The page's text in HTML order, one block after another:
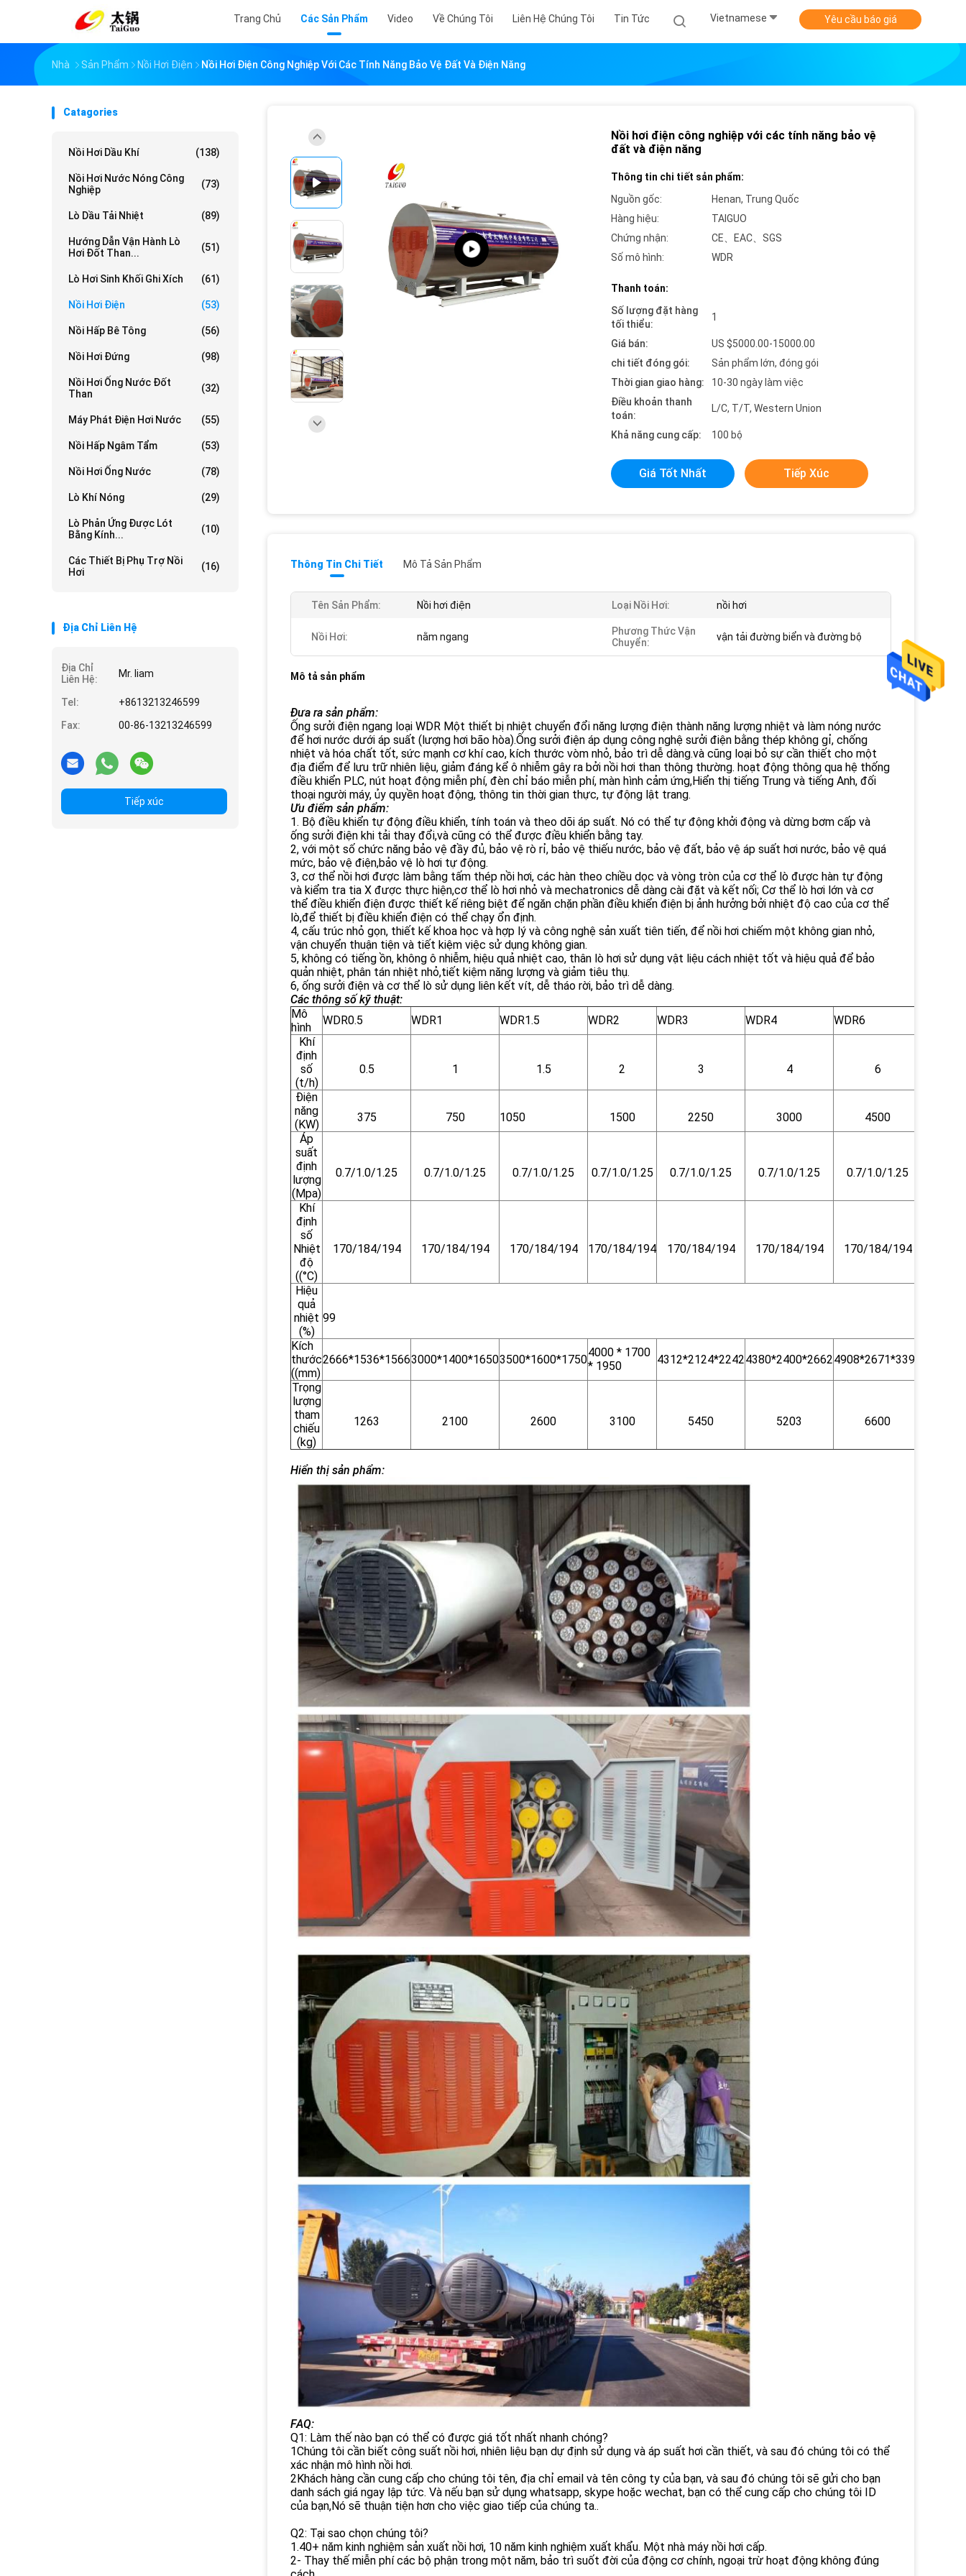
Trang Chủ Các Sản Phẩm Video Về Chúng Tôi Liên Hệ Chúng Tôi Tin Tức Vietnamese Yêu cầu báo giá
Nhà Sản Phẩm Nồi Hơi Điện Nồi Hơi Điện Công Nghiệp Với Các Tính Năng Bảo Vệ Đất Và Điện Năng
Catagories
Nồi Hơi Dầu Khí (138)
Nồi Hơi Nước Nóng Công
Nghiệp
(73)
Lò Dầu Tải Nhiệt (89)
Hướng Dẫn Vận Hành Lò
Hơi Đốt Than...
(51)
Lò Hơi Sinh Khối Ghi Xích (61)
Nồi Hơi Điện (53)
Nồi Hấp Bê Tông (56)
Nồi Hơi Đứng (98)
Nồi Hơi Ống Nước Đốt
Than
(32)
Máy Phát Điện Hơi Nước (55)
Nồi Hấp Ngâm Tẩm (53)
Nồi Hơi Ống Nước (78)
Lò Khí Nóng (29)
Lò Phản Ứng Được Lót
Bằng Kính...
(10)
Các Thiết Bị Phụ Trợ Nồi
Hơi
(16)
Địa Chỉ Liên Hệ
Địa Chỉ
Liên Hệ:
Mr. liam
Tel:
+8613213246599
Fax:
00-86-13213246599
Tiếp xúc
Nồi hơi điện công nghiệp với các tính năng bảo vệ
đất và điện năng
Thông tin chi tiết sản phẩm:
Nguồn gốc:
Henan, Trung Quốc
Hàng hiệu:
TAIGUO
Chứng nhận:
CE、EAC、SGS
Số mô hình:
WDR
Thanh toán:
Số lượng đặt hàng
tối thiểu:
1
Giá bán:
US $5000.00-15000.00
chi tiết đóng gói:
Sản phẩm lớn, đóng gói
Thời gian giao hàng:
10-30 ngày làm việc
Điều khoản thanh
toán:
L/C, T/T, Western Union
Khả năng cung cấp: 100 bộ
Giá Tốt Nhất Tiếp Xúc
Thông Tin Chi Tiết Mô Tả Sản Phẩm
Tên Sản Phẩm: Nồi hơi điện Loại Nồi Hơi: nồi hơi
Nồi Hơi: nằm ngang
Phương Thức Vận
Chuyển:
vận tải đường biển và đường bộ
Mô tả sản phẩm
Đưa ra sản phẩm:
Ống sưởi điện ngang loại WDR Một thiết bị nhiệt chuyển đổi năng lượng điện thành năng lượng nhiệt và làm nóng nước
để hơi nước dưới áp suất (lượng hơi bão hòa).Ống sưởi điện áp dụng công nghệ sưởi điện bằng thép không gỉ, chống
nhiệt và hóa chất tốt, sức mạnh cơ khí cao, kích thước vòm nhỏ, bảo trì dễ dàng.và cũng loại bỏ sự cần thiết cho một
địa điểm để lưu trữ nhiên liệu, giảm đáng kể ô nhiễm gây ra bởi nồi hơi than thông thường. hoạt động thông qua hệ thống
điều khiển PLC, nút hoạt động miễn phí, đèn chỉ báo miễn phí, màn hình cảm ứng,Hiển thị tiếng Trung và tiếng Anh, đối
thoại người máy, ủy quyền hoạt động, thông tin thời gian thực, tự động lật trang.
Ưu điểm sản phẩm:
1. Bộ điều khiển tự động điều khiển, tính toán và theo dõi áp suất. Nó có thể tự động khởi động và dừng bơm cấp và
ống sưởi điện khi tải thay đổi,và cũng có thể được điều khiển bằng tay.
2, với một số chức năng bảo vệ đầy đủ, bảo vệ rò rỉ, bảo vệ thiếu nước, bảo vệ đất, bảo vệ áp suất hơi nước, bảo vệ quá
mức, bảo vệ điện,bảo vệ lò hơi tự động.
3, cơ thể nồi hơi được làm bằng tấm thép nồi hơi, các hàn theo chiều dọc và vòng tròn của cơ thể lò được hàn tự động
và kiểm tra tia X được thực hiện,cơ thể lò hơi nhỏ và mechatronics dễ dàng cài đặt và kết nối; Cơ thể lò hơi lớn và cơ
thể điều khiển điện được thiết kế riêng biệt để ngăn chặn phần điều khiển điện bị ảnh hưởng bởi nhiệt độ cao của cơ thể
lò,để thiết bị điều khiển điện có thể chạy ổn định.
4, cấu trúc nhỏ gọn, thiết kế khoa học và hợp lý và công nghệ sản xuất tiên tiến, để nồi hơi chiếm một không gian nhỏ,
vận chuyển thuận tiện và tiết kiệm việc sử dụng không gian.
5, không có tiếng ồn, không ô nhiễm, hiệu quả nhiệt cao, thân lò hơi sử dụng vật liệu cách nhiệt tốt và hiệu quả để bảo
quản nhiệt, phân tán nhiệt nhỏ,tiết kiệm năng lượng và giảm tiêu thụ.
6, ống sưởi điện và cơ thể lò sử dụng liên kết vít, dễ tháo rời, bảo trì dễ dàng.
Các thông số kỹ thuật:
Mô
hình
WDR0.5 WDR1 WDR1.5 WDR2 WDR3 WDR4
WDR6
Khí
định
số
(t/h)
0.5 1 1.5 2 3 4 6
Điện
năng
(KW)
375 750 1050 1500 2250 3000
4500
Áp
suất
định
lượng
(Mpa)
0.7/1.0/1.25 0.7/1.0/1.25 0.7/1.0/1.25 0.7/1.0/1.25 0.7/1.0/1.25 0.7/1.0/1.25 0.7/1.0/1.25
Khí
định
số
Nhiệt
độ
((°C)
170/184/194 170/184/194 170/184/194 170/184/194 170/184/194 170/184/194 170/184/194
Hiệu
quả
nhiệt
(%)
99
Kích
thước
((mm)
2666*1536*15663000*1400*16503500*1600*1750
4000 * 1700
* 1950
4312*2124*22424380*2400*26624908*2671*3390
Trọng
lượng
tham
chiếu
(kg)
1263 2100 2600 3100 5450 5203 6600
Hiển thị sản phẩm:
FAQ:
Q1: Làm thế nào bạn có thể có được giá tốt nhất nhanh chóng?
1Chúng tôi cần biết công suất nồi hơi, nhiên liệu bạn dự định sử dụng và áp suất hơi cần thiết, và sau đó chúng tôi có thể
xác nhận mô hình nồi hơi.
2Khách hàng cần cung cấp cho chúng tôi tên, địa chỉ email và tên công ty của bạn, và sau đó chúng tôi sẽ gửi cho bạn
danh sách giá ngay lập tức. Và nếu bạn sử dụng whatsapp, skype hoặc wechat, bạn có thể cung cấp cho chúng tôi ID
của bạn,Nó sẽ thuận tiện hơn cho việc giao tiếp của chúng ta..
Q2: Tại sao chọn chúng tôi?
1.40+ năm kinh nghiệm sản xuất nồi hơi, 10 năm kinh nghiệm xuất khẩu. Một nhà máy nồi hơi cấp.
2- Thay thế miễn phí các bộ phận trong một năm, bảo trì suốt đời của động cơ chính, ngoại trừ hoạt động không đúng